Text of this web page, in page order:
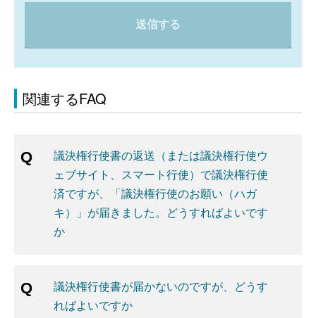
送信する
関連するFAQ
議決権行使書の返送（または議決権行使ウ
ェブサイト、スマート行使）で議決権行使
済ですが、「議決権行使のお願い（ハガ
キ）」が届きました。どうすればよいです
か
議決権行使書が届かないのですが、どうす
ればよいですか